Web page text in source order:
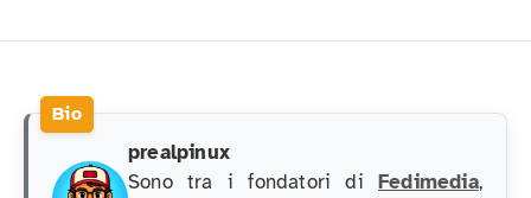
prealpinux
Sono tra i fondatori di Fedimedia,